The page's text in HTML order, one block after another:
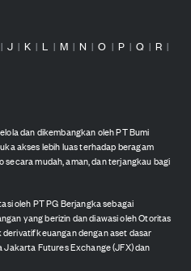
| J | K | L | M | N | O | P | Q | R |
dan dikembangkan oleh PT Bumi
akses lebih luas terhadap beragam
mudah, aman, dan terjangkau bagi
oleh PT PG Berjangka sebagai
yang berizin dan diawasi oleh Otoritas
keuangan dengan aset dasar
Futures Exchange (JFX) dan